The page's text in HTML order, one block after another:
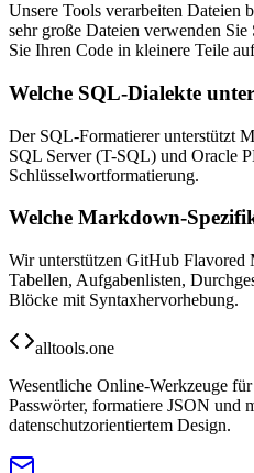
Unsere Tools verarbeiten Dateien
sehr große Dateien verwenden
Sie Ihren Code in kleinere Teile
Welche SQL-Dialekte
Der SQL-Formatierer unterstützt
SQL Server (T-SQL) und Oracle
Schlüsselwortformatierung.
Welche Markdown-
Wir unterstützen GitHub
Tabellen, Aufgabenlisten,
Blöcke mit Syntaxhervorhebung.
alltools.one
Wesentliche Online-Werkzeuge
Passwörter, formatiere JSON und
datenschutzorientiertem Design.